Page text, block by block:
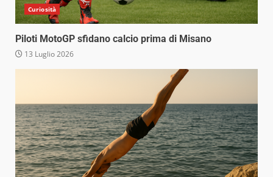
Curiosità
Piloti MotoGP sfidano calcio prima di Misano
13 Luglio 2026